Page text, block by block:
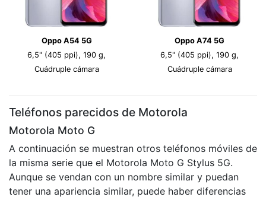
Oppo A54 5G
6,5" (405 ppi), 190 g,
Cuádruple cámara
Oppo A74 5G
6,5" (405 ppi), 190 g,
Cuádruple cámara
Teléfonos parecidos de Motorola
Motorola Moto G
A continuación se muestran otros teléfonos móviles de
la misma serie que el Motorola Moto G Stylus 5G.
Aunque se vendan con un nombre similar y puedan
tener una apariencia similar, puede haber diferencias